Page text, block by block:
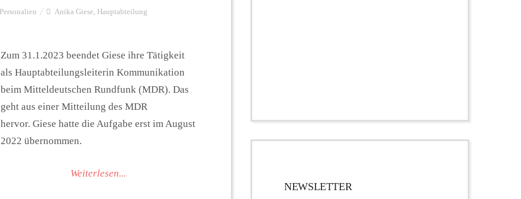
Personalien Anika Giese, Hauptabteilung
Zum 31.1.2023 beendet Giese ihre Tätigkeit
als Hauptabteilungsleiterin Kommunikation
beim Mitteldeutschen Rundfunk (MDR). Das
geht aus einer Mitteilung des MDR
hervor. Giese hatte die Aufgabe erst im August
2022 übernommen.
Weiterlesen...
NEWSLETTER